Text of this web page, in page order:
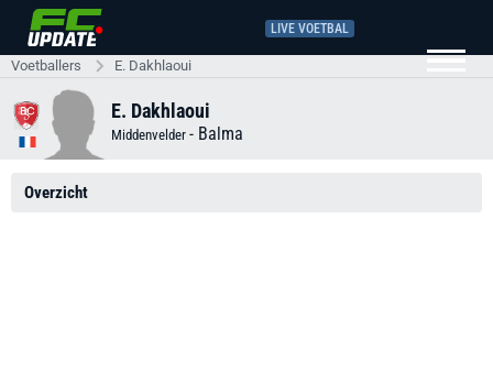
LIVE VOETBAL
Voetballers E. Dakhlaoui
E. Dakhlaoui
Middenvelder - Balma
Overzicht